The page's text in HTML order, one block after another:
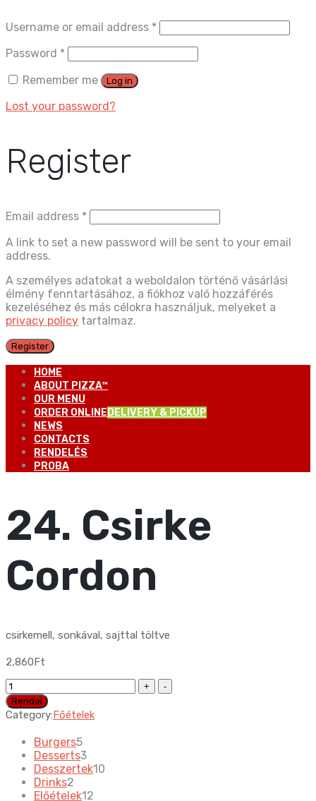
Username or email address *
Password *
Remember me
Log in
Lost your password?
Register
Email address *
A link to set a new password will be sent to your email
address.
A személyes adatokat a weboldalon történő vásárlási
élmény fenntartásához, a fiókhoz való hozzáférés
kezeléséhez és más célokra használjuk, melyeket a
privacy policy tartalmaz.
Register
HOME
ABOUT PIZZA™
OUR MENU
ORDER ONLINE DELIVERY & PICKUP
NEWS
CONTACTS
RENDELÉS
PROBA
24. Csirke
Cordon
csirkemell, sonkával, sajttal töltve
2,860Ft
24.
Csirke
Cordon
quantity
Rendel
Category:Főételek
Burgers55
products
Desserts33
products
Desszertek10
Drinks2
products
Előételek12